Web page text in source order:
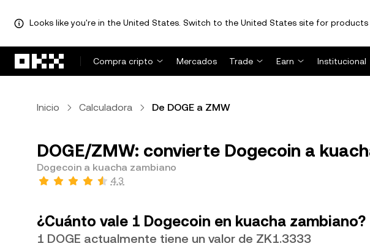
Looks like you're in the United States. Switch to the United States site for products
Compra cripto
Mercados Trade Earn Institucional
Inicio Calculadora De DOGE a ZMW
DOGE/ZMW: convierte Dogecoin a
Dogecoin a kuacha zambiano
4.3
¿Cuánto vale 1 Dogecoin en kuacha zambiano?
1 DOGE actualmente tiene un valor de ZK1.3333